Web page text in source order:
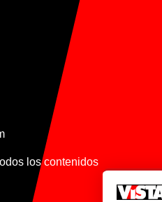
los contenidos